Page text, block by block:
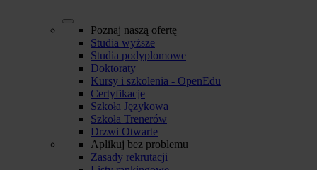
Poznaj naszą ofertę
Studia wyższe
Studia podyplomowe
Doktoraty
Kursy i szkolenia - OpenEdu
Certyfikacje
Szkoła Językowa
Szkoła Trenerów
Drzwi Otwarte
Aplikuj bez problemu
Zasady rekrutacji